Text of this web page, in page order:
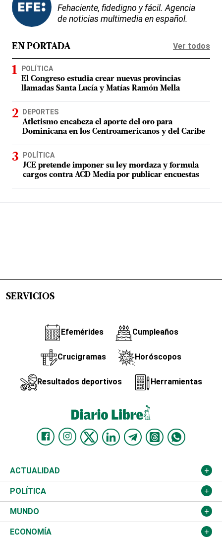
Fehaciente, fidedigno y fácil. Agencia
de noticias multimedia en español.
EN PORTADA Ver todos
POLÍTICA
El Congreso estudia crear nuevas provincias
llamadas Santa Lucía y Matías Ramón Mella
DEPORTES
Atletismo encabeza el aporte del oro para
Dominicana en los Centroamericanos y del Caribe
POLÍTICA
JCE pretende imponer su ley mordaza y formula
cargos contra ACD Media por publicar encuestas
SERVICIOS
Efemérides Cumpleaños
Crucigramas Horóscopos
Resultados deportivos Herramientas
ACTUALIDAD
Nacional
Ciudad
Educación
POLÍTICA
Partidos
JCE
MUNDO
Estados Unidos
ECONOMÍA